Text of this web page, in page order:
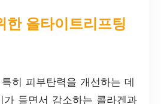
한 올타이트리프팅
히 피부탄력을 개선하는 데
가 들면서 감소하는 콜라겐과